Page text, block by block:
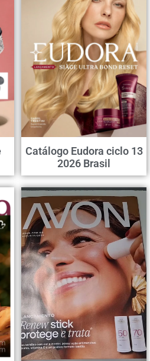
Catálogo Eudora ciclo 13
2026 Brasil